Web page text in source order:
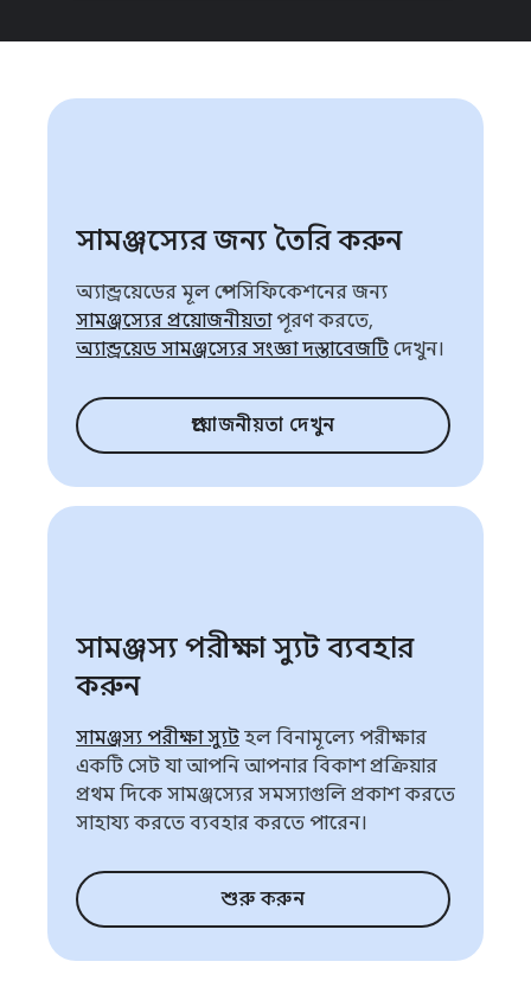
সামঞ্জস্যের জন্য তৈরি করুন
অ্যান্ড্রয়েডের মূল স্পেসিফিকেশনের জন্য
সামঞ্জস্যের প্রয়োজনীয়তাপূরণ করতে,
অ্যান্ড্রয়েড সামঞ্জস্যের সংজ্ঞা দস্তাবেজটি দেখুন।
প্রয়োজনীয়তা দেখুন
সামঞ্জস্য পরীক্ষা স্যুট ব্যবহার
করুন
সামঞ্জস্য পরীক্ষা স্যুট হল বিনামূল্যে পরীক্ষার
একটি সেট যা আপনি আপনার বিকাশ প্রক্রিয়ার
প্রথম দিকে সামঞ্জস্যের সমস্যাগুলি প্রকাশ করতে
সাহায্য করতে ব্যবহার করতে পারেন।
শুরু করুন